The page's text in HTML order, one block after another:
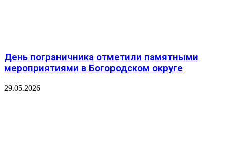
День пограничника отметили памятными
мероприятиями в Богородском округе
29.05.2026